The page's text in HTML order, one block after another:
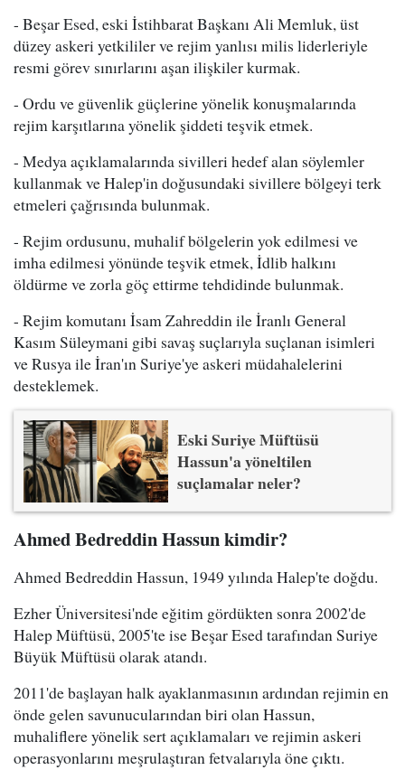
- Beşar Esed, eski İstihbarat Başkanı Ali Memluk, üst
düzey askeri yetkililer ve rejim yanlısı milis liderleriyle
resmi görev sınırlarını aşan ilişkiler kurmak.
- Ordu ve güvenlik güçlerine yönelik konuşmalarında
rejim karşıtlarına yönelik şiddeti teşvik etmek.
- Medya açıklamalarında sivilleri hedef alan söylemler
kullanmak ve Halep'in doğusundaki sivillere bölgeyi terk
etmeleri çağrısında bulunmak.
- Rejim ordusunu, muhalif bölgelerin yok edilmesi ve
imha edilmesi yönünde teşvik etmek, İdlib halkını
öldürme ve zorla göç ettirme tehdidinde bulunmak.
- Rejim komutanı İsam Zahreddin ile İranlı General
Kasım Süleymani gibi savaş suçlarıyla suçlanan isimleri
ve Rusya ile İran'ın Suriye'ye askeri müdahalelerini
desteklemek.
Eski Suriye Müftüsü
Hassun'a yöneltilen
suçlamalar neler?
Ahmed Bedreddin Hassun kimdir?
Ahmed Bedreddin Hassun, 1949 yılında Halep'te doğdu.
Ezher Üniversitesi'nde eğitim gördükten sonra 2002'de
Halep Müftüsü, 2005'te ise Beşar Esed tarafından Suriye
Büyük Müftüsü olarak atandı.
2011'de başlayan halk ayaklanmasının ardından rejimin en
önde gelen savunucularından biri olan Hassun,
muhaliflere yönelik sert açıklamaları ve rejimin askeri
operasyonlarını meşrulaştıran fetvalarıyla öne çıktı.